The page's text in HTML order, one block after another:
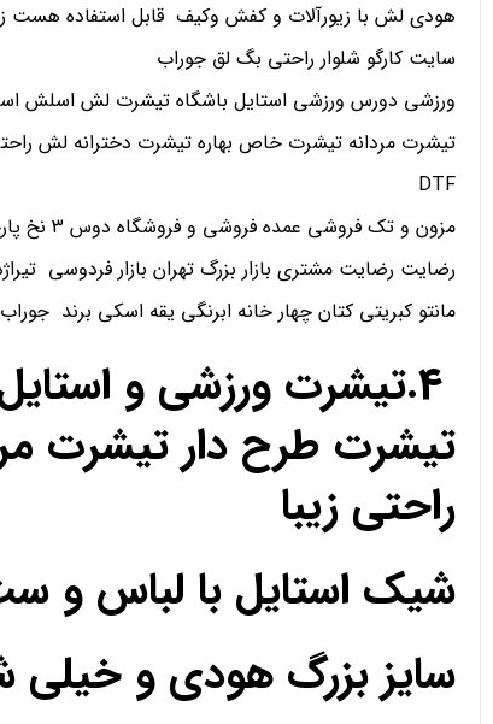
هودی لش با زیورآلات و کفش وکیف قابل استفاده هست
سایت کارگو شلوار راحتی بگ لق جوراب
ورزشی دورس ورزشی استایل باشگاه تیشرت لش اسلش
تیشرت مردانه تیشرت خاص بهاره تیشرت دخترانه لش
DTF
مزون و تک فروشی عمده فروشی و فروشگاه دوس 3 نخ پارچه حریر کریپ ساتن اعتماد
رضایت رضایت مشتری بازار بزرگ تهران بازار فردوسی
مانتو کبریتی کتان چهار خانه ابرنگی یقه اسکی برند
4.تیشرت ورزشی و
تیشرت طرح دار تیشرت
راحتی زیبا
شیک استایل با لباس
سایز بزرگ هودی و